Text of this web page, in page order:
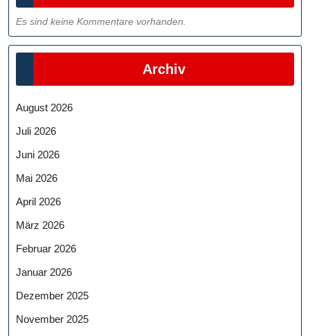
Es sind keine Kommentare vorhanden.
Archiv
August 2026
Juli 2026
Juni 2026
Mai 2026
April 2026
März 2026
Februar 2026
Januar 2026
Dezember 2025
November 2025